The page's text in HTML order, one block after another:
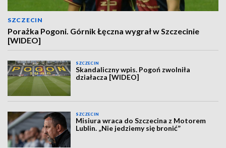
SZCZECIN
Porażka Pogoni. Górnik Łęczna wygrał w Szczecinie
[WIDEO]
SZCZECIN
Skandaliczny wpis. Pogoń zwolniła
działacza [WIDEO]
SZCZECIN
Misiura wraca do Szczecina z Motorem
Lublin. „Nie jedziemy się bronić”